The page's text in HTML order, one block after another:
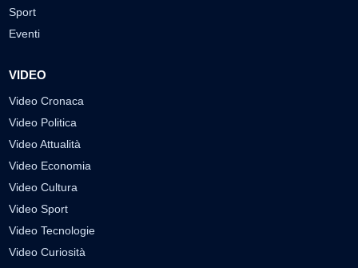
Sport
Eventi
VIDEO
Video Cronaca
Video Politica
Video Attualità
Video Economia
Video Cultura
Video Sport
Video Tecnologie
Video Curiosità